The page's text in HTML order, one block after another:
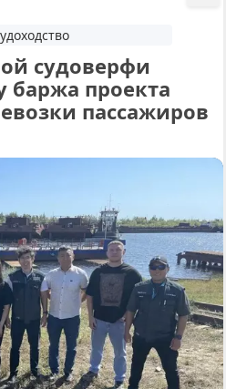
судоверфи
баржа проекта
пассажиров